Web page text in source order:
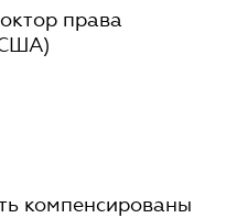
права
компенсированы